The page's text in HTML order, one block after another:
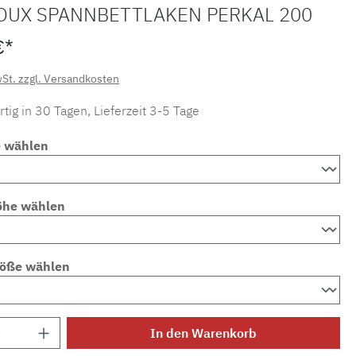
SPANNBETTLAKEN PERKAL 200
zzgl. Versandkosten
in 30 Tagen, Lieferzeit 3-5 Tage
wählen
wählen
wählen
Anzahl: Gib den gewünschten Wert ein
In den Warenkorb